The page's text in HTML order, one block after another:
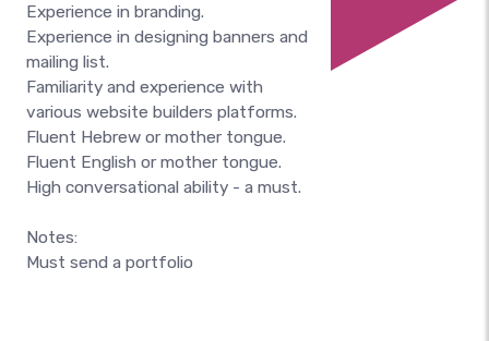
Experience in branding.
Experience in designing banners and
mailing list.
Familiarity and experience with
various website builders platforms.
Fluent Hebrew or mother tongue.
Fluent English or mother tongue.
High conversational ability - a must.
Notes:
Must send a portfolio